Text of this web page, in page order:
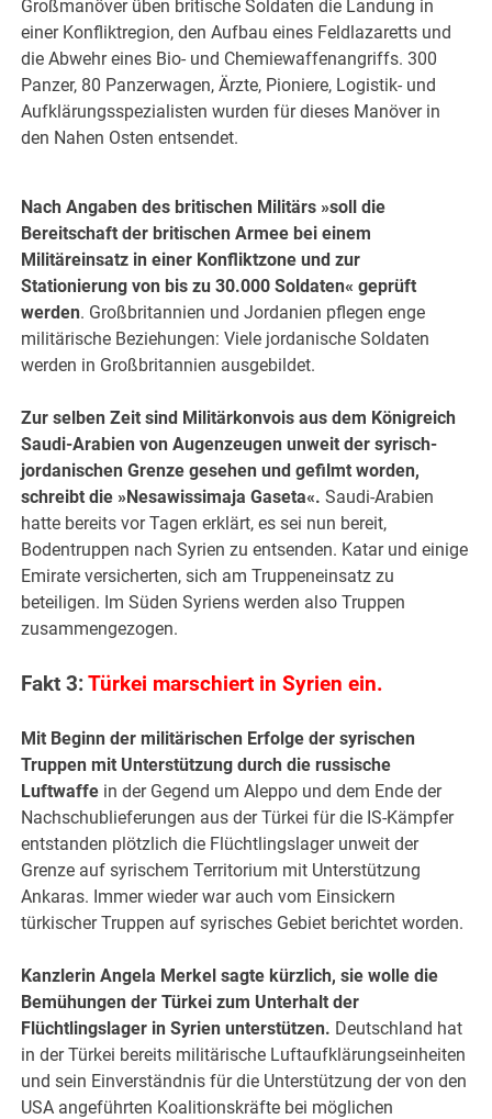
Großmanöver üben britische Soldaten die Landung in
einer Konfliktregion, den Aufbau eines Feldlazaretts und
die Abwehr eines Bio- und Chemiewaffenangriffs. 300
Panzer, 80 Panzerwagen, Ärzte, Pioniere, Logistik- und
Aufklärungsspezialisten wurden für dieses Manöver in
den Nahen Osten entsendet.
Nach Angaben des britischen Militärs »soll die
Bereitschaft der britischen Armee bei einem
Militäreinsatz in einer Konfliktzone und zur
Stationierung von bis zu 30.000 Soldaten« geprüft
werden. Großbritannien und Jordanien pflegen enge
militärische Beziehungen: Viele jordanische Soldaten
werden in Großbritannien ausgebildet.
Zur selben Zeit sind Militärkonvois aus dem Königreich
Saudi-Arabien von Augenzeugen unweit der syrisch-
jordanischen Grenze gesehen und gefilmt worden,
schreibt die »Nesawissimaja Gaseta«. Saudi-Arabien
hatte bereits vor Tagen erklärt, es sei nun bereit,
Bodentruppen nach Syrien zu entsenden. Katar und einige
Emirate versicherten, sich am Truppeneinsatz zu
beteiligen. Im Süden Syriens werden also Truppen
zusammengezogen.
Fakt 3:Türkei marschiert in Syrien ein.
Mit Beginn der militärischen Erfolge der syrischen
Truppen mit Unterstützung durch die russische
Luftwaffe in der Gegend um Aleppo und dem Ende der
Nachschublieferungen aus der Türkei für die IS-Kämpfer
entstanden plötzlich die Flüchtlingslager unweit der
Grenze auf syrischem Territorium mit Unterstützung
Ankaras. Immer wieder war auch vom Einsickern
türkischer Truppen auf syrisches Gebiet berichtet worden.
Kanzlerin Angela Merkel sagte kürzlich, sie wolle die
Bemühungen der Türkei zum Unterhalt der
Flüchtlingslager in Syrien unterstützen. Deutschland hat
in der Türkei bereits militärische Luftaufklärungseinheiten
und sein Einverständnis für die Unterstützung der von den
USA angeführten Koalitionskräfte bei möglichen